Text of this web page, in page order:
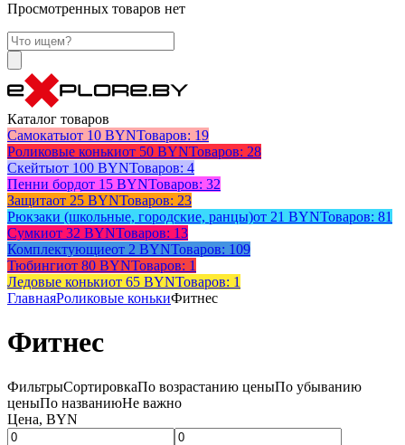
Просмотренных товаров нет
Каталог товаров
Самокатыот 10 BYNТоваров: 19
Роликовые конькиот 50 BYNТоваров: 28
Скейтыот 100 BYNТоваров: 4
Пенни бордот 15 BYNТоваров: 32
Защитаот 25 BYNТоваров: 23
Рюкзаки (школьные, городские, ранцы)от 21 BYNТоваров: 81
Сумкиот 32 BYNТоваров: 13
Комплектующиеот 2 BYNТоваров: 109
Тюбингиот 80 BYNТоваров: 1
Ледовые конькиот 65 BYNТоваров: 1
ГлавнаяРоликовые конькиФитнес
Фитнес
ФильтрыСортировкаПо возрастанию ценыПо убыванию
ценыПо названиюНе важно
Цена, BYN